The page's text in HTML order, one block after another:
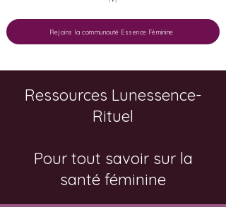
Rejoins la communauté Essence Féminine
Ressources Lunessence-
Rituel
Pour tout savoir sur la
santé féminine